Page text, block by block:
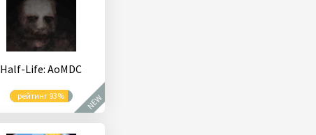
Half-Life: AoMDC
рейтинг 93% NEW